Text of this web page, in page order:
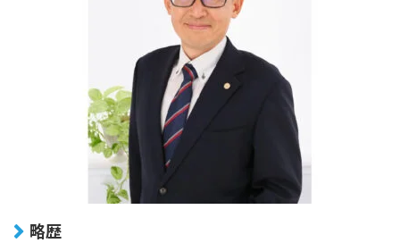
略歴